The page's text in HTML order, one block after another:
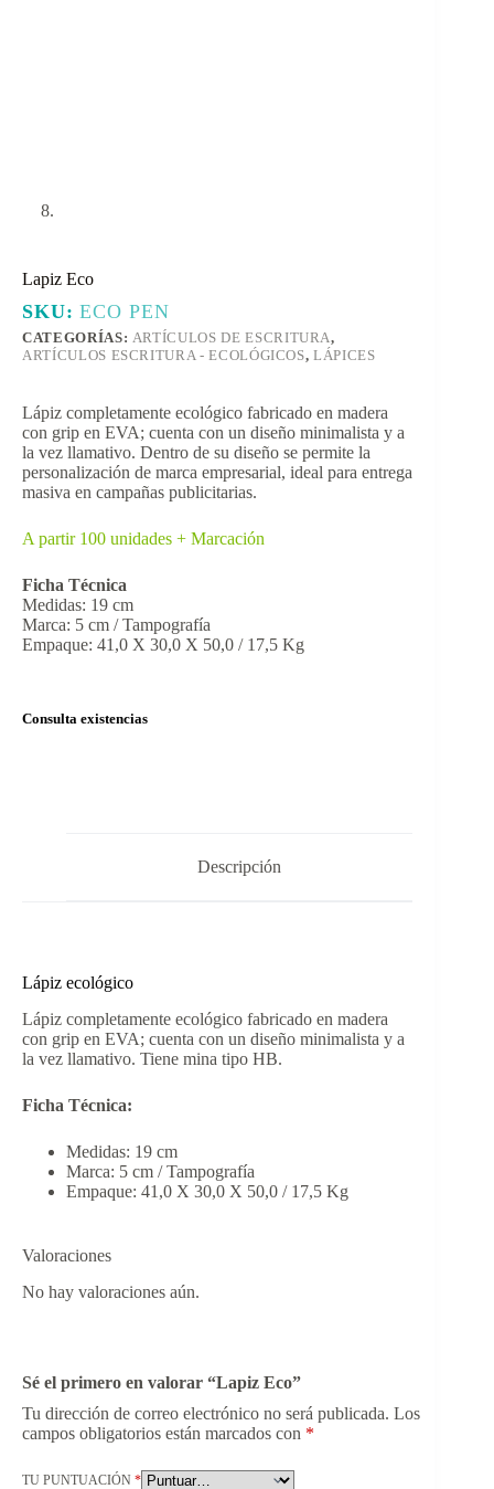
Lapiz Eco
SKU:ECO PEN
CATEGORÍAS: ARTÍCULOS DE ESCRITURA,
ARTÍCULOS ESCRITURA - ECOLÓGICOS,LÁPICES
Lápiz completamente ecológico fabricado en madera
con grip en EVA; cuenta con un diseño minimalista y a
la vez llamativo. Dentro de su diseño se permite la
personalización de marca empresarial, ideal para entrega
masiva en campañas publicitarias.
A partir 100 unidades + Marcación
Ficha Técnica
Medidas: 19 cm
Marca: 5 cm / Tampografía
Empaque: 41,0 X 30,0 X 50,0 / 17,5 Kg
Consulta existencias
Descripción
Lápiz ecológico
Lápiz completamente ecológico fabricado en madera
con grip en EVA; cuenta con un diseño minimalista y a
la vez llamativo. Tiene mina tipo HB.
Ficha Técnica:
Medidas: 19 cm
Marca: 5 cm / Tampografía
Empaque: 41,0 X 30,0 X 50,0 / 17,5 Kg
Valoraciones
No hay valoraciones aún.
Sé el primero en valorar “Lapiz Eco”
Tu dirección de correo electrónico no será publicada. Los
campos obligatorios están marcados con *
TU PUNTUACIÓN *